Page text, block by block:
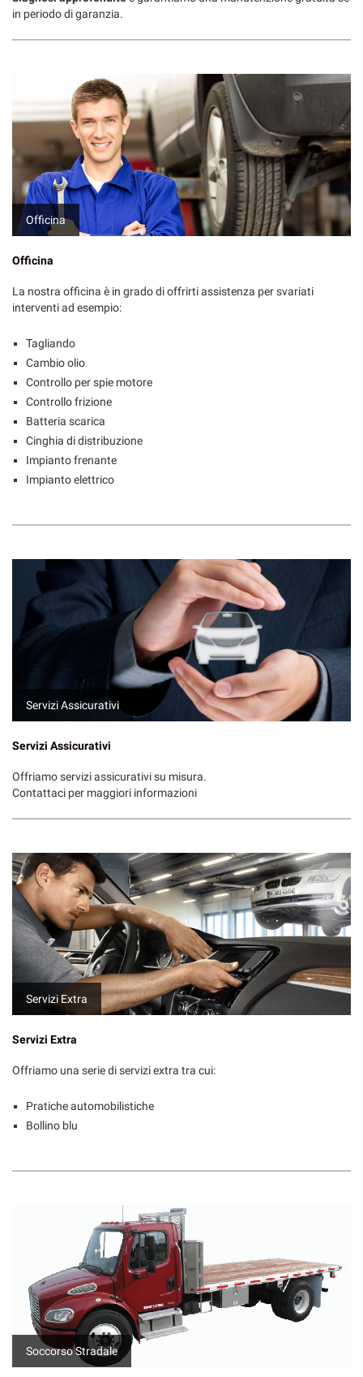
in periodo di garanzia.
Officina
Officina
La nostra officina è in grado di offrirti assistenza per svariati
interventi ad esempio:
Tagliando
Cambio olio
Controllo per spie motore
Controllo frizione
Batteria scarica
Cinghia di distribuzione
Impianto frenante
Impianto elettrico
Servizi Assicurativi
Servizi Assicurativi
Offriamo servizi assicurativi su misura.
Contattaci per maggiori informazioni
Servizi Extra
Servizi Extra
Offriamo una serie di servizi extra tra cui:
Pratiche automobilistiche
Bollino blu
Soccorso Stradale